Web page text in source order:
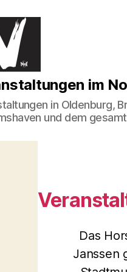
im
in Oldenburg,
und dem
Das
Janssen